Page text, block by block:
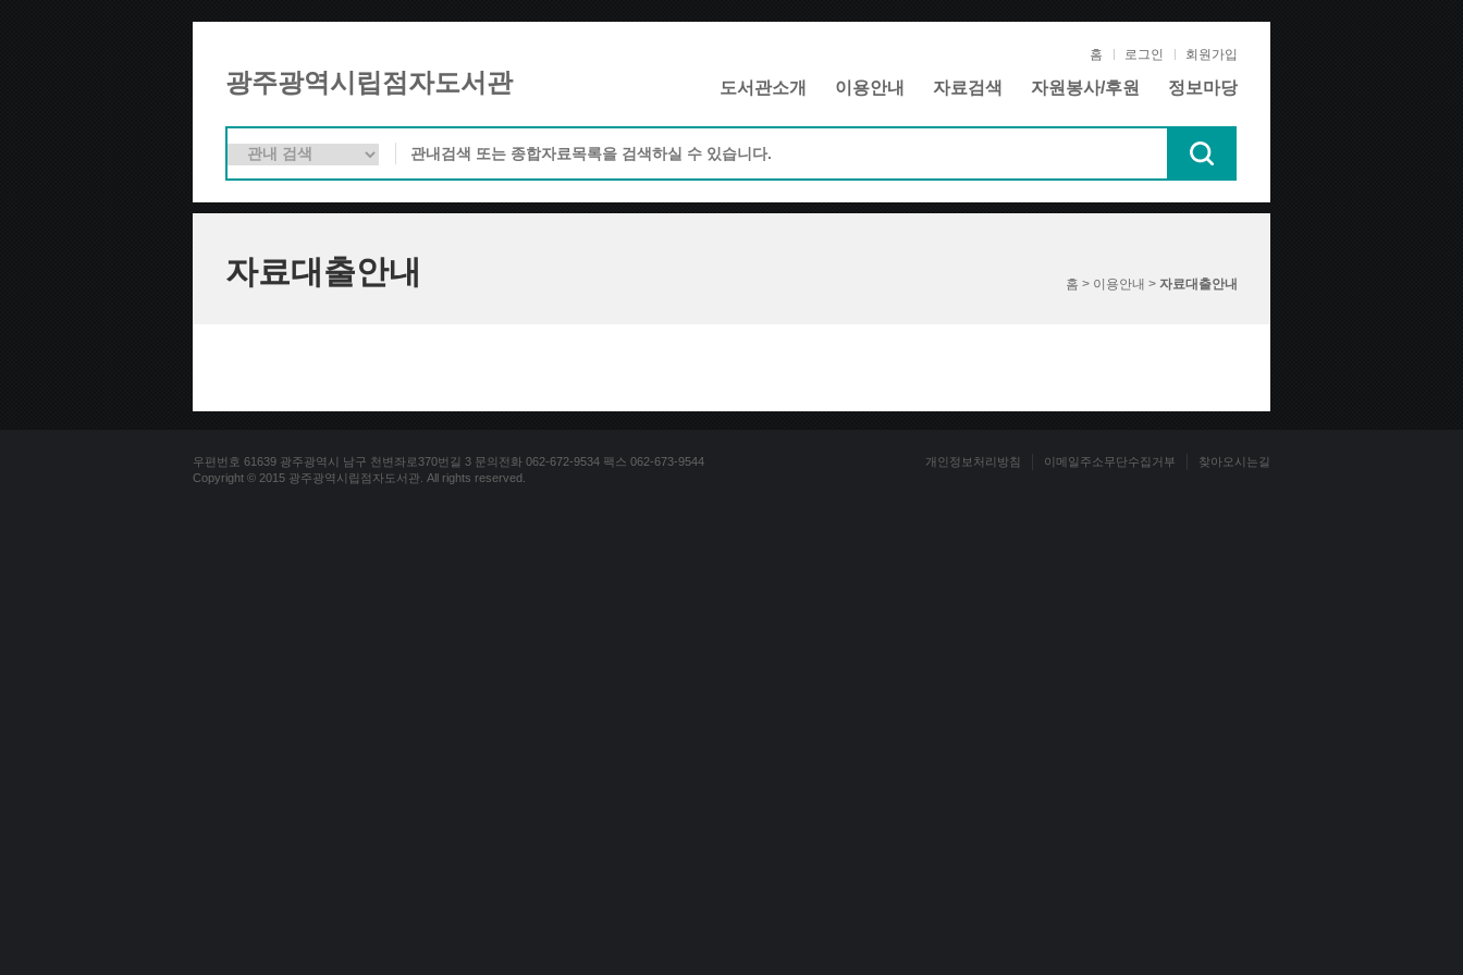
광주광역시립점자도서관
홈 로그인 회원가입
도서관소개 이용안내 자료검색 자원봉사/후원 정보마당
자료대출안내 홈 > 이용안내 > 자료대출안내
우편번호 61639 광주광역시 남구 천변좌로370번길 3 문의전화 062-672-9534 팩스 062-673-9544
Copyright © 2015 광주광역시립점자도서관. All rights reserved.
개인정보처리방침 이메일주소무단수집거부 찾아오시는길